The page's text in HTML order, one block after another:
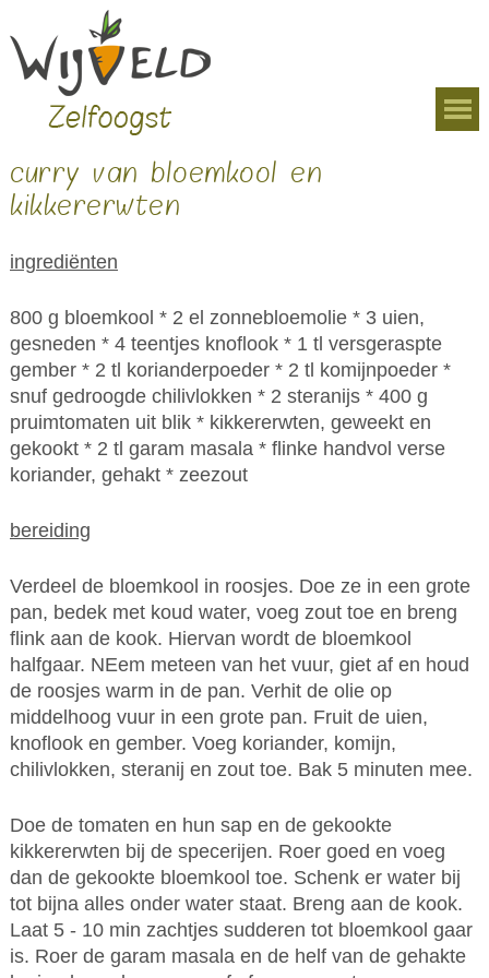
Overslaan en naar de algemene inhoud gaan
U bent hier
curry van bloemkool en
kikkererwten
ingrediënten
800 g bloemkool * 2 el zonnebloemolie * 3 uien,
gesneden * 4 teentjes knoflook * 1 tl versgeraspte
gember * 2 tl korianderpoeder * 2 tl komijnpoeder *
snuf gedroogde chilivlokken * 2 steranijs * 400 g
pruimtomaten uit blik * kikkererwten, geweekt en
gekookt * 2 tl garam masala * flinke handvol verse
koriander, gehakt * zeezout
bereiding
Verdeel de bloemkool in roosjes. Doe ze in een grote
pan, bedek met koud water, voeg zout toe en breng
flink aan de kook. Hiervan wordt de bloemkool
halfgaar. NEem meteen van het vuur, giet af en houd
de roosjes warm in de pan. Verhit de olie op
middelhoog vuur in een grote pan. Fruit de uien,
knoflook en gember. Voeg koriander, komijn,
chilivlokken, steranij en zout toe. Bak 5 minuten mee.
Doe de tomaten en hun sap en de gekookte
kikkererwten bij de specerijen. Roer goed en voeg
dan de gekookte bloemkool toe. Schenk er water bij
tot bijna alles onder water staat. Breng aan de kook.
Laat 5 - 10 min zachtjes sudderen tot bloemkool gaar
is. Roer de garam masala en de helf van de gehakte